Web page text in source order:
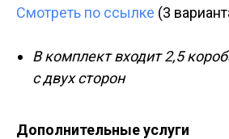
Смотреть по ссылке (3
В комплект входит 2,5
с двух сторон
Дополнительные услуги